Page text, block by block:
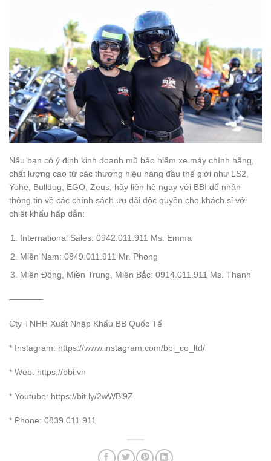
Nếu bạn có ý định kinh doanh mũ bảo hiểm xe máy chính hãng,
chất lượng cao từ các thương hiệu hàng đầu thế giới như LS2,
Yohe, Bulldog, EGO, Zeus, hãy liên hệ ngay với BBI để nhận
thông tin về các chính sách ưu đãi độc quyền cho khách sỉ với
chiết khấu hấp dẫn:
International Sales: 0942.011.911 Ms. Emma
Miền Nam: 0849.011.911 Mr. Phong
Miền Đông, Miền Trung, Miền Bắc: 0914.011.911 Ms. Thanh
————
Cty TNHH Xuất Nhập Khẩu BB Quốc Tế
* Instagram: https://www.instagram.com/bbi_co_ltd/
* Web: https://bbi.vn
* Youtube: https://bit.ly/2wWBl9Z
* Phone: 0839.011.911